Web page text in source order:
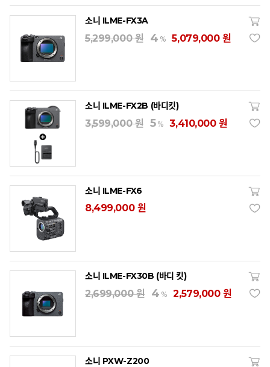
소니 ILME-FX3A
5,299,000 원 4 % 5,079,000 원
소니 ILME-FX2B (바디킷)
3,599,000 원 5% 3,410,000 원
소니 ILME-FX6
8,499,000 원
소니 ILME-FX30B (바디 킷)
2,699,000 원 4 % 2,579,000 원
소니 PXW-Z200